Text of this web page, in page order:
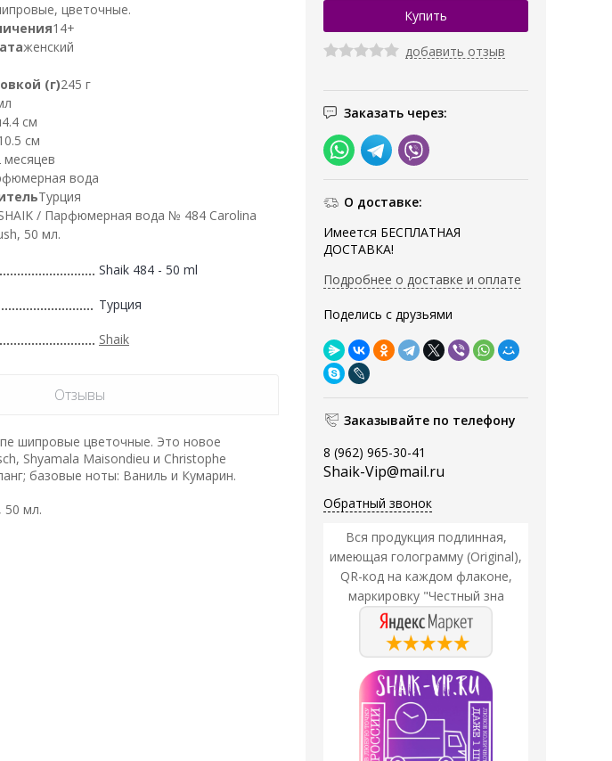
добавить отзыв
Заказать через:
О доставке:
Имеется БЕСПЛАТНАЯ
ДОСТАВКА!
Подробнее о доставке и оплате
Поделись с друзьями
Заказывайте по телефону
8 (962) 965-30-41
Shaik-Vip@mail.ru
Обратный звонок
Вся продукция подлинная,
имеющая голограмму (Original),
QR-код на каждом флаконе,
маркировку "Честный зна
цветочные.
14+
женский
(г)245 г
4.4 см
см
месяцев
вода
Турция
/ Парфюмерная вода № 484 Carolina
50 мл.
Shaik 484 - 50 ml
Турция
Shaik
Отзывы
шипровые цветочные. Это новое
Shyamala Maisondieu и Christophe
базовые ноты: Ваниль и Кумарин.
50 мл.